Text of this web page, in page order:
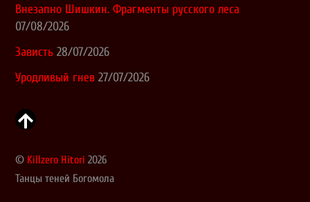
Внезапно Шишкин. Фрагменты русского леса
07/08/2026
Зависть 28/07/2026
Уродливый гнев 27/07/2026
© Killzero Hitori 2026
Танцы теней Богомола